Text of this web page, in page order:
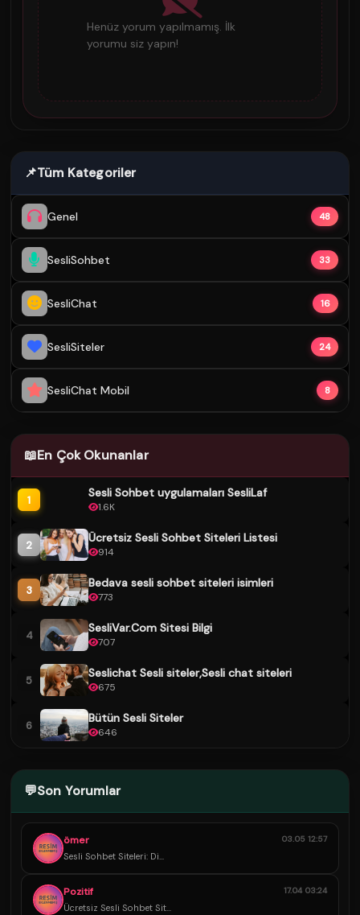
Henüz yorum yapılmamış. İlk
yorumu siz yapın!
📌Tüm Kategoriler
Genel 48
SesliSohbet 33
SesliChat 16
SesliSiteler 24
SesliChat Mobil 8
📖En Çok Okunanlar
1 Sesli Sohbet uygulamaları SesliLaf
1.6K
2 Ücretsiz Sesli Sohbet Siteleri Listesi
914
3 Bedava sesli sohbet siteleri isimleri
773
4 SesliVar.Com Sitesi Bilgi
707
5 Seslichat Sesli siteler,Sesli chat siteleri
675
6 Bütün Sesli Siteler
646
💬Son Yorumlar
ömer
Sesli Sohbet Siteleri: Di...
03.05 12:57
Pozitif
Ücretsiz Sesli Sohbet Sit...
17.04 03:24